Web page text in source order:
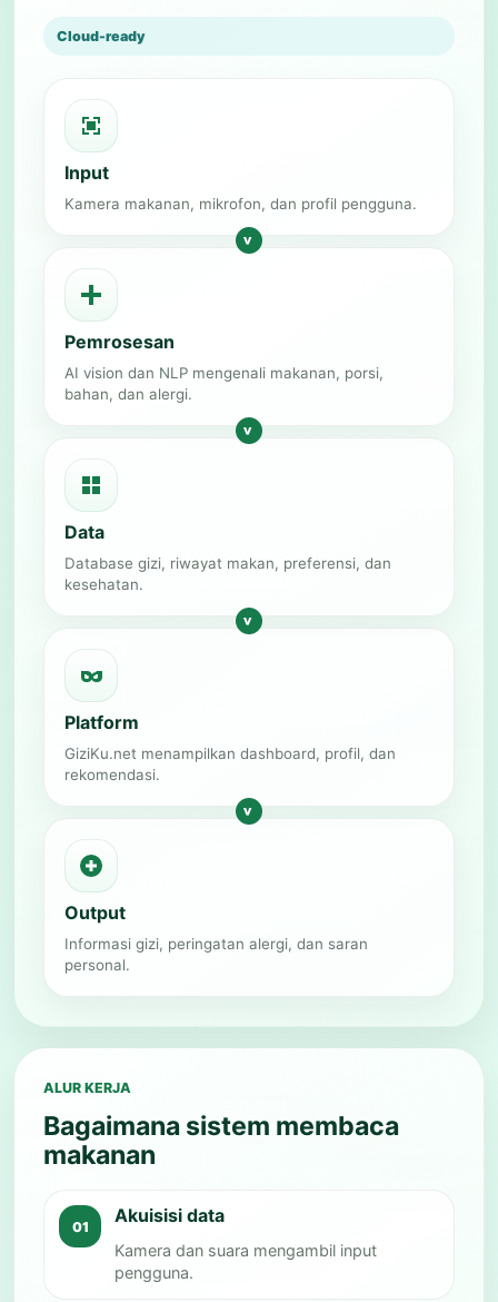
Cloud-ready
Input
Kamera makanan, mikrofon, dan profil pengguna.
Pemrosesan
AI vision dan NLP mengenali makanan, porsi,
bahan, dan alergi.
Data
Database gizi, riwayat makan, preferensi, dan
kesehatan.
Platform
GiziKu.net menampilkan dashboard, profil, dan
rekomendasi.
Output
Informasi gizi, peringatan alergi, dan saran
personal.
ALUR KERJA
Bagaimana sistem membaca
makanan
Akuisisi data
Kamera dan suara mengambil input
pengguna.